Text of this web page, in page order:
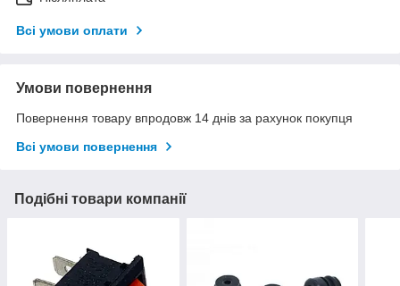
Всі умови оплати
Умови повернення
Повернення товару впродовж 14 днів за рахунок покупця
Всі умови повернення
Подібні товари компанії